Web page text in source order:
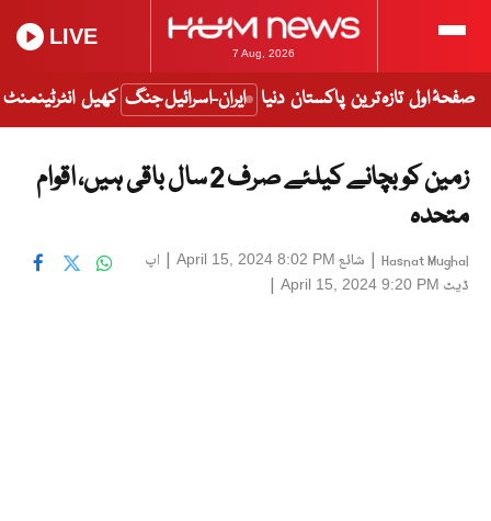
7 Aug, 2026
LIVE
صفحۂ اول تازہ ترین پاکستان دنیا ایران-اسرائیل جنگ کھیل انٹرٹینمنٹ
زمین کو بچانے کیلئے صرف 2 سال باقی ہیں، اقوام
متحدہ
Hasnat Mughal
| شائع April 15, 2024 8:02 PM
| اپ
ڈیٹ April 15, 2024 9:20 PM
|